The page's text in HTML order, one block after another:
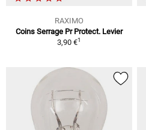
RAXIMO
Coins Serrage Pr Protect. Levier
3,90 €1